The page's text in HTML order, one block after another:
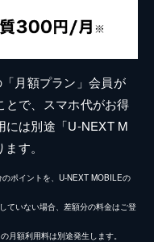
月額プラン」会員が
とで、スマホ代がお得
には別途「U-NEXT M
す。
ポイントを、U-NEXT MOBILEの
ていない場合、差額分の料金はご登
月額利用料は別途発生します。